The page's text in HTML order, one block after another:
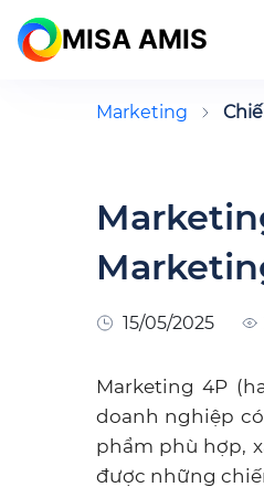
MISA AMIS
Marketing
15/05/2025
Marketing 4P
doanh nghiệp
phẩm phù hợp,
được những